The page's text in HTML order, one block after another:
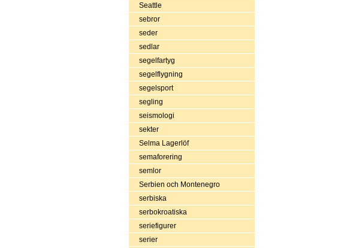
Seattle
sebror
seder
sedlar
segelfartyg
segelflygning
segelsport
segling
seismologi
sekter
Selma Lagerlöf
semaforering
semlor
Serbien och Montenegro
serbiska
serbokroatiska
seriefigurer
serier